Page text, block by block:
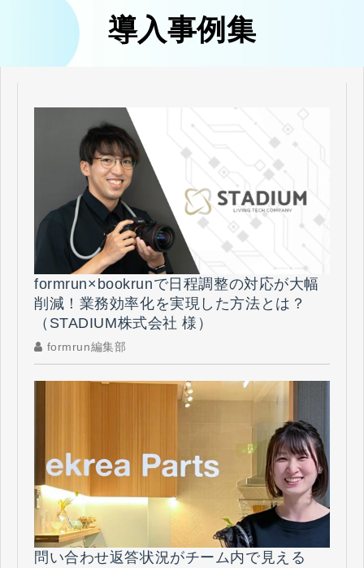
導入事例集
formrun×bookrunで日程調整の対応が大幅
削減！業務効率化を実現した方法とは？
（STADIUM株式会社 様）
formrun編集部
問い合わせ返答状況がチーム内で見える